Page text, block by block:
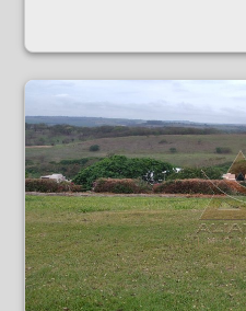
Terreno Condomínio - Alphaville - Ribeirão Preto